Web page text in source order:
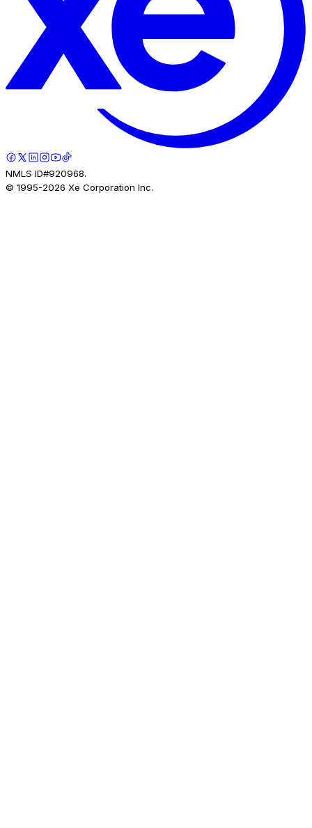
NMLS ID#920968.
© 1995-2026 Xe Corporation Inc.